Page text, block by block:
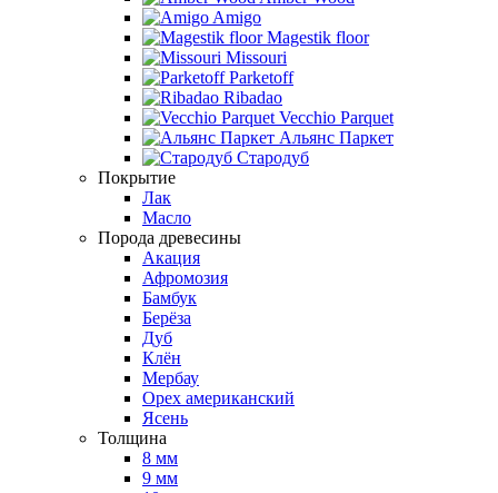
Amigo
Magestik floor
Missouri
Parketoff
Ribadao
Vecchio Parquet
Альянс Паркет
Стародуб
Покрытие
Лак
Масло
Порода древесины
Акация
Афромозия
Бамбук
Берёза
Дуб
Клён
Мербау
Орех американский
Ясень
Толщина
8 мм
9 мм